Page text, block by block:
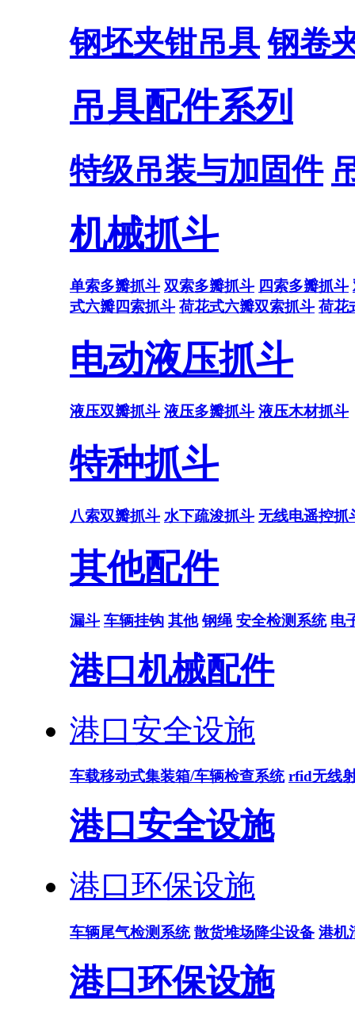
钢坯夹钳吊具 钢卷
吊具配件系列
特级吊装与加固件
机械抓斗
单索多瓣抓斗 双索多瓣抓斗 四索多瓣抓斗
式六瓣四索抓斗 荷花式六瓣双索抓斗 荷花
电动液压抓斗
液压双瓣抓斗 液压多瓣抓斗 液压木材抓斗
特种抓斗
八索双瓣抓斗 水下疏浚抓斗 无线电遥控抓
其他配件
漏斗 车辆挂钩 其他 钢绳 安全检测系统 电
港口机械配件
港口安全设施
车载移动式集装箱/车辆检查系统 rfid无线
港口安全设施
港口环保设施
车辆尾气检测系统 散货堆场降尘设备 港机
港口环保设施